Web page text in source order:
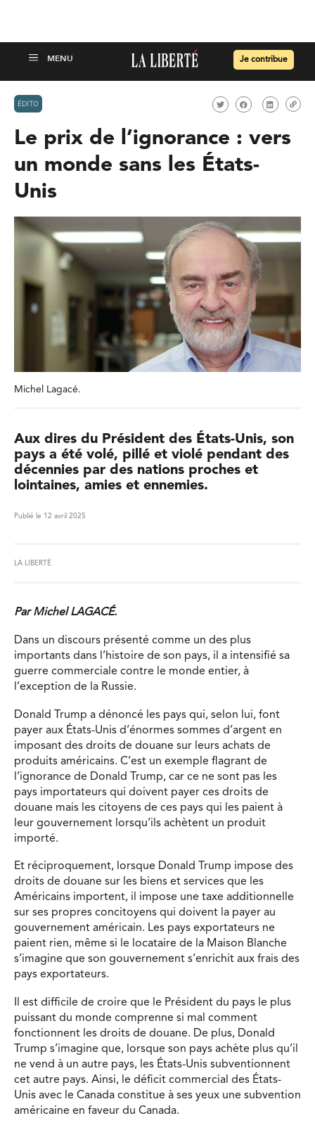
Je contribue
ÉDITO
Le prix de l’ignorance : vers
un monde sans les États-
Unis
Michel Lagacé.
Aux dires du Président des États-Unis, son
pays a été volé, pillé et violé pendant des
décennies par des nations proches et
lointaines, amies et ennemies.
Publié le 12 avril 2025
LA LIBERTÉ
Par Michel LAGACÉ.
Dans un discours présenté comme un des plus
importants dans l’histoire de son pays, il a intensifié sa
guerre commerciale contre le monde entier, à
l’exception de la Russie.
Donald Trump a dénoncé les pays qui, selon lui, font
payer aux États-Unis d’énormes sommes d’argent en
imposant des droits de douane sur leurs achats de
produits américains. C’est un exemple flagrant de
l’ignorance de Donald Trump, car ce ne sont pas les
pays importateurs qui doivent payer ces droits de
douane mais les citoyens de ces pays qui les paient à
leur gouvernement lorsqu’ils achètent un produit
importé.
Et réciproquement, lorsque Donald Trump impose des
droits de douane sur les biens et services que les
Américains importent, il impose une taxe additionnelle
sur ses propres concitoyens qui doivent la payer au
gouvernement américain. Les pays exportateurs ne
paient rien, même si le locataire de la Maison Blanche
s’imagine que son gouvernement s’enrichit aux frais des
pays exportateurs.
Il est difficile de croire que le Président du pays le plus
puissant du monde comprenne si mal comment
fonctionnent les droits de douane. De plus, Donald
Trump s’imagine que, lorsque son pays achète plus qu’il
ne vend à un autre pays, les États-Unis subventionnent
cet autre pays. Ainsi, le déficit commercial des États-
Unis avec le Canada constitue à ses yeux une subvention
américaine en faveur du Canada.